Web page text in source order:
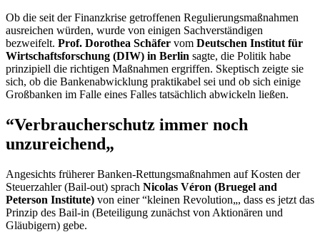
Ob die seit der Finanzkrise getroffenen Regulierungsmaßnahmen
ausreichen würden, wurde von einigen Sachverständigen
bezweifelt. Prof. Dorothea Schäfer vom Deutschen Institut für
Wirtschaftsforschung (DIW) in Berlin sagte, die Politik habe
prinzipiell die richtigen Maßnahmen ergriffen. Skeptisch zeigte sie
sich, ob die Bankenabwicklung praktikabel sei und ob sich einige
Großbanken im Falle eines Falles tatsächlich abwickeln ließen.
“Verbraucherschutz immer noch
unzureichend„
Angesichts früherer Banken-Rettungsmaßnahmen auf Kosten der
Steuerzahler (Bail-out) sprach Nicolas Véron (Bruegel and
Peterson Institute) von einer “kleinen Revolution„, dass es jetzt das
Prinzip des Bail-in (Beteiligung zunächst von Aktionären und
Gläubigern) gebe.